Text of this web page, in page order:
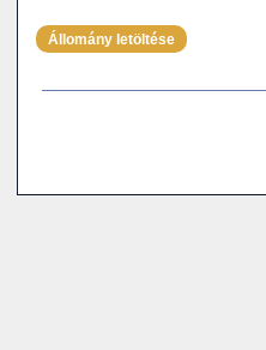
Állomány letöltése